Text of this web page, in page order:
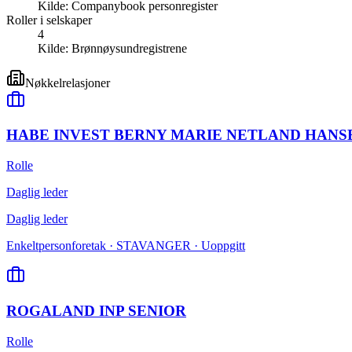
Kilde: Companybook personregister
Roller i selskaper
4
Kilde: Brønnøysundregistrene
Nøkkelrelasjoner
HABE INVEST BERNY MARIE NETLAND
Rolle
Daglig leder
Daglig leder
Enkeltpersonforetak · STAVANGER · Uoppgitt
ROGALAND INP SENIOR
Rolle